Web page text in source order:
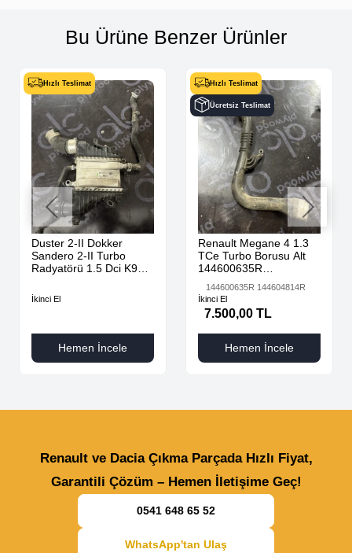
Bu Ürüne Benzer Ürünler
Hızlı Teslimat
Duster 2-II Dokker
Sandero 2-II Turbo
Radyatörü 1.5 Dci K9K
144967867R-
İkinci El
Hemen İncele
Hızlı Teslimat
Ücretsiz Teslimat
Renault Megane 4 1.3
TCe Turbo Borusu Alt
144600635R
144600635R 144604814R
İkinci El
7.500,00 TL
Hemen İncele
Renault ve Dacia Çıkma Parçada Hızlı Fiyat,
Garantili Çözüm – Hemen İletişime Geç!
0541 648 65 52
WhatsApp'tan Ulaş